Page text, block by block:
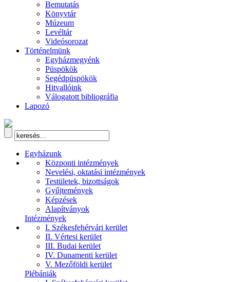
Bemutatás
Könyvtár
Múzeum
Levéltár
Videósorozat
Történelmünk
Egyházmegyénk
Püspökök
Segédpüspökök
Hitvallóink
Válogatott bibliográfia
Lapozó
Egyházunk
Központi intézmények
Nevelési, oktatási intézmények
Testületek, bizottságok
Gyűjtemények
Képzések
Alapítványok
Intézmények
I. Székesfehérvári kerület
II. Vértesi kerület
III. Budai kerület
IV. Dunamenti kerület
V. Mezőföldi kerület
Plébániák